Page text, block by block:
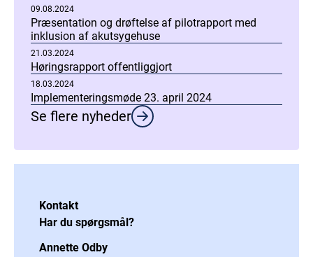
09.08.2024
Præsentation og drøftelse af pilotrapport med
inklusion af akutsygehuse
21.03.2024
Høringsrapport offentliggjort
18.03.2024
Implementeringsmøde 23. april 2024
Se flere nyheder
Kontakt
Har du spørgsmål?
Annette Odby